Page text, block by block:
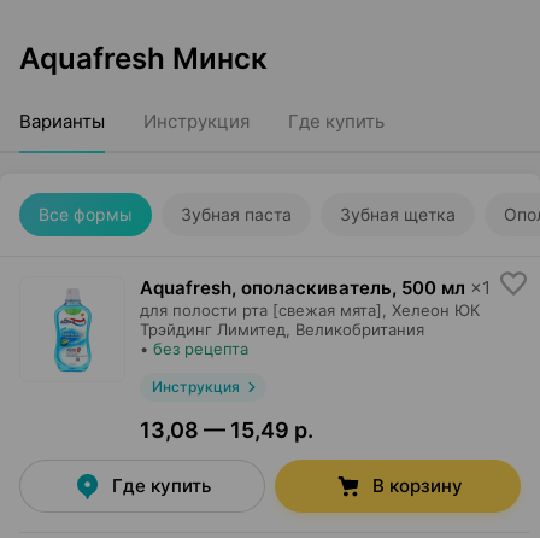
Aquafresh Минск
Варианты Инструкция Где купить
Все формы Зубная паста Зубная щетка
Aquafresh, ополаскиватель, 500 мл ×1
для полости рта [свежая мята],
Хелеон ЮК
Трэйдинг Лимитед , Великобритания
• без рецепта
Инструкция
13,08 — 15,49 р.
Где купить В корзину